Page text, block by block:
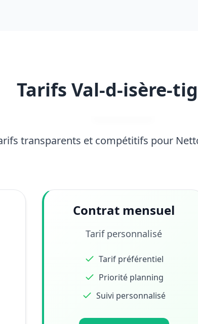
Tarifs Val-d-isère-
transparents et compétitifs pour
Contrat mensuel
Tarif personnalisé
Tarif préférentiel
Priorité planning
Suivi personnalisé